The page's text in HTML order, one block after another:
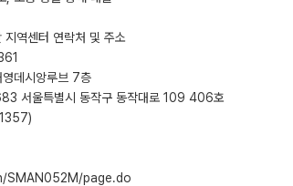
역센터 연락처 및 주소
데시앙루브 7층
서울특별시 동작구 동작대로 109 406호
SMAN052M/page.do